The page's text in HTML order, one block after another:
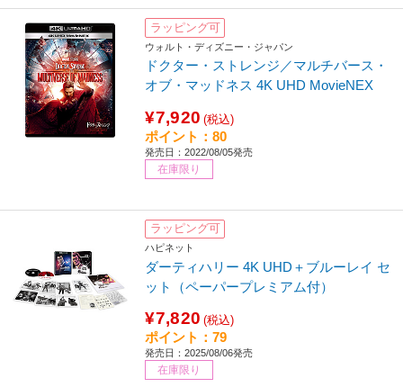
ラッピング可
ウォルト・ディズニー・ジャパン
ドクター・ストレンジ／マルチバース・
オブ・マッドネス 4K UHD MovieNEX
¥7,920 (税込)
ポイント：80
発売日：2022/08/05発売
在庫限り
ラッピング可
ハピネット
ダーティハリー 4K UHD＋ブルーレイ セ
ット（ペーパープレミアム付）
¥7,820 (税込)
ポイント：79
発売日：2025/08/06発売
在庫限り